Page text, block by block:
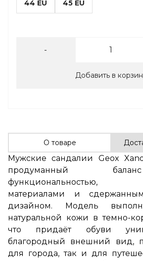
44 EU 45 EU
-
Добавить в
О товаре
Мужские сандалии Geox
продуманный
функциональностью,
материалами и
дизайном. Модель
натуральной кожи в темно-
что придаёт обуви
благородный внешний вид,
для города, так и для